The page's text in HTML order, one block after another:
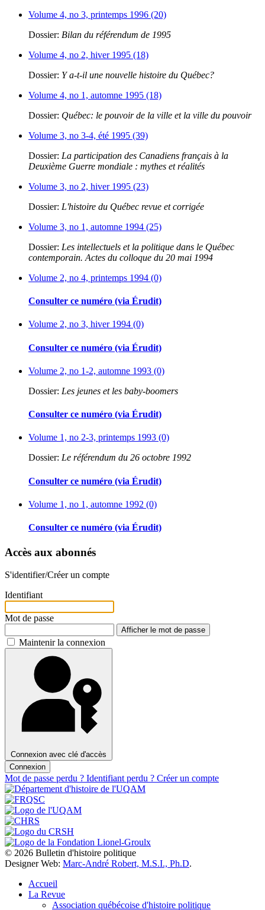
Volume 4, no 3, printemps 1996 (20)
Dossier: Bilan du référendum de 1995
Volume 4, no 2, hiver 1995 (18)
Dossier: Y a-t-il une nouvelle histoire du Québec?
Volume 4, no 1, automne 1995 (18)
Dossier: Québec: le pouvoir de la ville et la ville du pouvoir
Volume 3, no 3-4, été 1995 (39)
Dossier: La participation des Canadiens français à la
Deuxième Guerre mondiale : mythes et réalités
Volume 3, no 2, hiver 1995 (23)
Dossier: L'histoire du Québec revue et corrigée
Volume 3, no 1, automne 1994 (25)
Dossier: Les intellectuels et la politique dans le Québec
contemporain. Actes du colloque du 20 mai 1994
Volume 2, no 4, printemps 1994 (0)
Consulter ce numéro (via Érudit)
Volume 2, no 3, hiver 1994 (0)
Consulter ce numéro (via Érudit)
Volume 2, no 1-2, automne 1993 (0)
Dossier: Les jeunes et les baby-boomers
Consulter ce numéro (via Érudit)
Volume 1, no 2-3, printemps 1993 (0)
Dossier: Le référendum du 26 octobre 1992
Consulter ce numéro (via Érudit)
Volume 1, no 1, automne 1992 (0)
Consulter ce numéro (via Érudit)
Accès aux abonnés
S'identifier/Créer un compte
Identifiant
Mot de passe
Afficher le mot de passe
Maintenir la connexion
Connexion avec clé d'accès
Connexion
Mot de passe perdu ? Identifiant perdu ? Créer un compte
© 2026 Bulletin d'histoire politique
Designer Web: Marc-André Robert, M.S.I., Ph.D.
Accueil
La Revue
Association québécoise d'histoire politique